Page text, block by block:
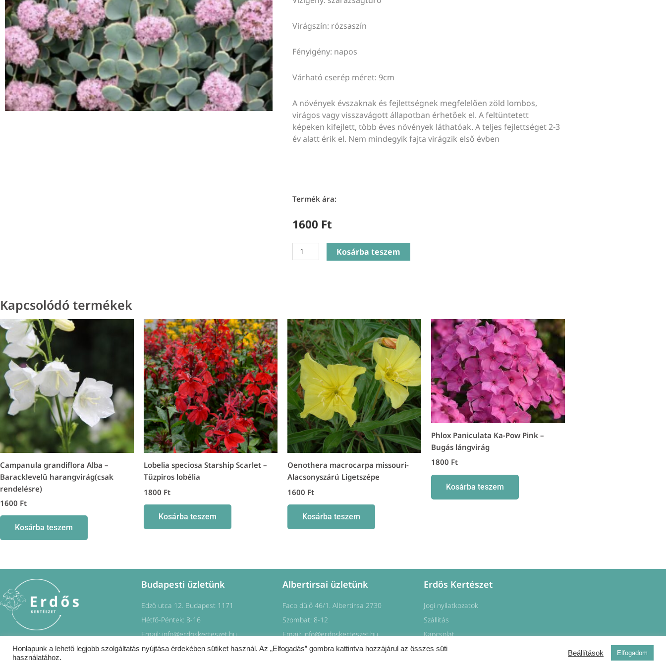
Virágszín: rózsaszín
Fényigény: napos
Várható cserép méret: 9cm
A növények évszaknak és fejlettségnek megfelelően zöld lombos,
virágos vagy visszavágott állapotban érhetőek el. A feltüntetett
képeken kifejlett, több éves növények láthatóak. A teljes fejlettséget 2-3
év alatt érik el. Nem mindegyik fajta virágzik első évben
Termék ára:
1600 Ft
Sedum
Sieboldii
mennyiség
Kosárba teszem
Kapcsolódó termékek
Campanula grandiflora Alba –
Baracklevelű harangvirág(csak
rendelésre)
1600 Ft
Kosárba teszem
Lobelia speciosa Starship Scarlet –
Tűzpiros lobélia
1800 Ft
Kosárba teszem
Oenothera macrocarpa missouri-
Alacsonyszárú Ligetszépe
1600 Ft
Kosárba teszem
Phlox Paniculata Ka-Pow Pink –
Bugás lángvirág
1800 Ft
Kosárba teszem
n
s
Budapesti üzletünk
Edző utca 12. Budapest 1171
Hétfő-Péntek: 8-16
Email: info@erdoskerteszet.hu
Albertirsai üzletünk
Faco dűlő 46/1. Albertirsa 2730
Szombat: 8-12
Email: info@erdoskerteszet.hu
Erdős Kertészet
Jogi nyilatkozatok
Szállítás
Kapcsolat
Honlapunk a lehető legjobb szolgáltatás nyújtása érdekében sütiket használ. Az „Elfogadás” gombra kattintva hozzájárul az összes süti
használatához.
Beállítások Elfogadom